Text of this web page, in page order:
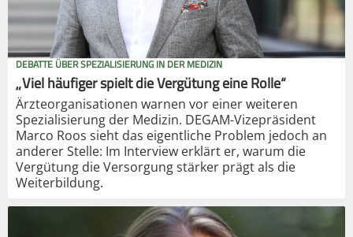
DEBATTE ÜBER SPEZIALISIERUNG IN DER MEDIZIN
„Viel häufiger spielt die Vergütung eine Rolle“
Ärzteorganisationen warnen vor einer weiteren
Spezialisierung der Medizin. DEGAM-Vizepräsident
Marco Roos sieht das eigentliche Problem jedoch an
anderer Stelle: Im Interview erklärt er, warum die
Vergütung die Versorgung stärker prägt als die
Weiterbildung.